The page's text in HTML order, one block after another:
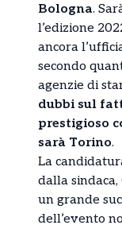
Bologna.
l’edizione
ancora
secondo
agenzie di
dubbi sul
prestigioso
sarà Torino.
La
dalla
un grande
dell’evento